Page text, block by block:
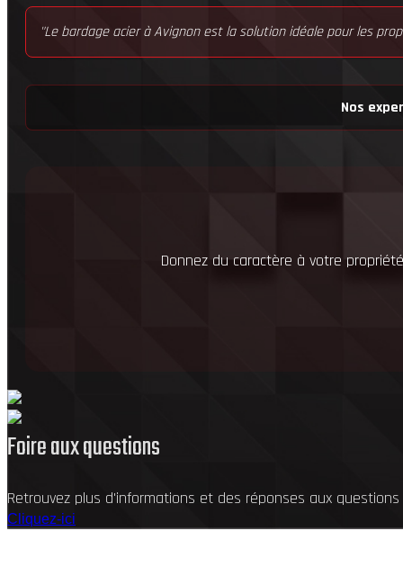
"Le bardage acier à Avignon est la solution idéale pour les
Nos
Donnez du caractère à votre
Foire aux questions
Retrouvez plus d'informations et des réponses aux
Cliquez-ici